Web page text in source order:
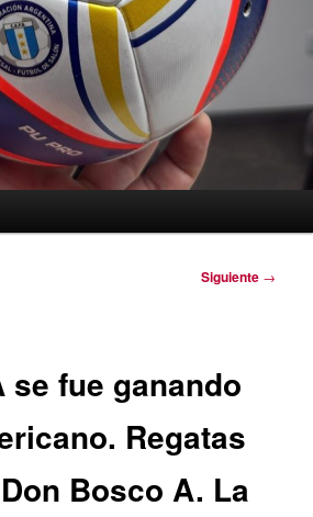
Siguiente →
se fue ganando
Regatas
Bosco A. La